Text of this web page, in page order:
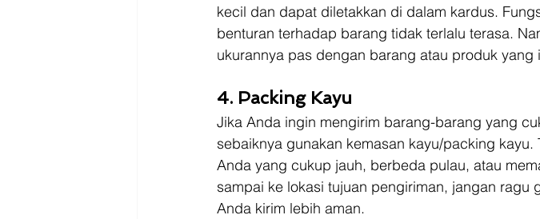
kecil dan dapat diletakkan di dalam kardus.
benturan terhadap barang tidak terlalu terasa.
ukurannya pas dengan barang atau produk yang
4. Packing Kayu
Jika Anda ingin mengirim barang-barang yang
sebaiknya gunakan kemasan kayu/packing
Anda yang cukup jauh, berbeda pulau, atau
sampai ke lokasi tujuan pengiriman, jangan
Anda kirim lebih aman.